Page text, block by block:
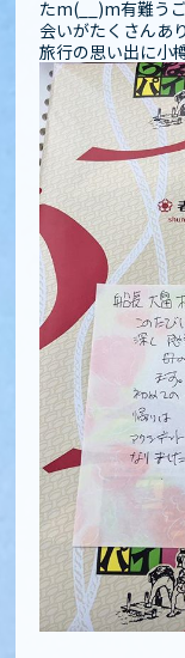
たm(__)m有難う
会いがたくさんあ
旅行の思い出に小